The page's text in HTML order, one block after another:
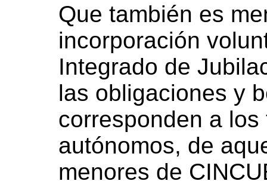
Que también es
incorporación
Integrado de
las obligaciones y
corresponden a
autónomos, de
menores de